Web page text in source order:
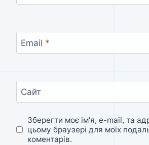
Email *
Сайт
Зберегти моє ім'я, e-mail, та
цьому браузері для моїх
коментарів.